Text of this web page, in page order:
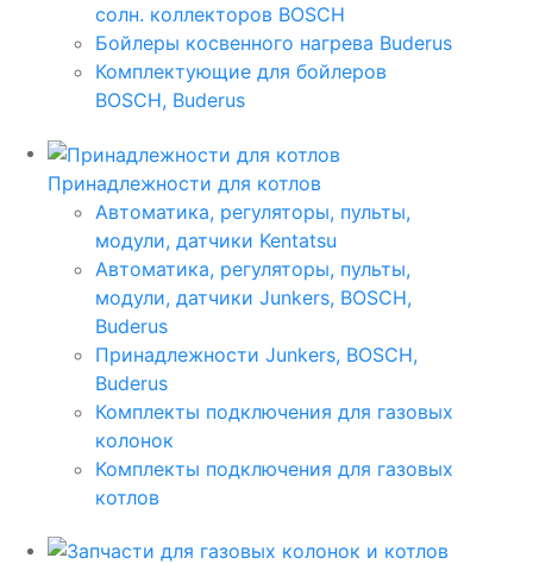
солн. коллекторов BOSCH
Бойлеры косвенного нагрева Buderus
Комплектующие для бойлеров
BOSCH, Buderus
Принадлежности для котлов
Автоматика, регуляторы, пульты,
модули, датчики Kentatsu
Автоматика, регуляторы, пульты,
модули, датчики Junkers, BOSCH,
Buderus
Принадлежности Junkers, BOSCH,
Buderus
Комплекты подключения для газовых
колонок
Комплекты подключения для газовых
котлов